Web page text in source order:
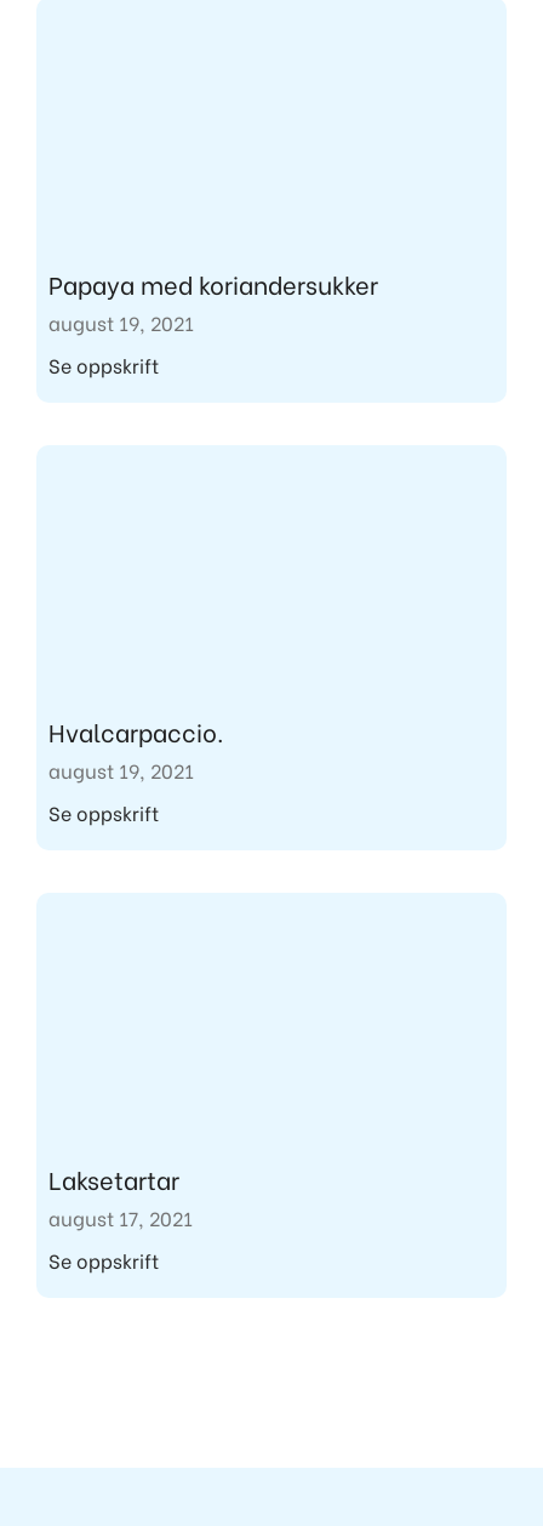
Papaya med koriandersukker
august 19, 2021
Se oppskrift
Hvalcarpaccio.
august 19, 2021
Se oppskrift
Laksetartar
august 17, 2021
Se oppskrift